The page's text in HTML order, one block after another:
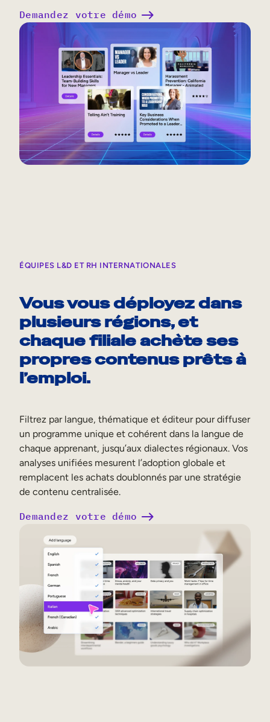
Demandez votre démo
ÉQUIPES L&D ET RH INTERNATIONALES
Vous vous déployez dans
plusieurs régions, et
chaque filiale achète ses
propres contenus prêts à
l’emploi.
Filtrez par langue, thématique et éditeur pour diffuser
un programme unique et cohérent dans la langue de
chaque apprenant, jusqu’aux dialectes régionaux. Vos
analyses unifiées mesurent l’adoption globale et
remplacent les achats doublonnés par une stratégie
de contenu centralisée.
Demandez votre démo